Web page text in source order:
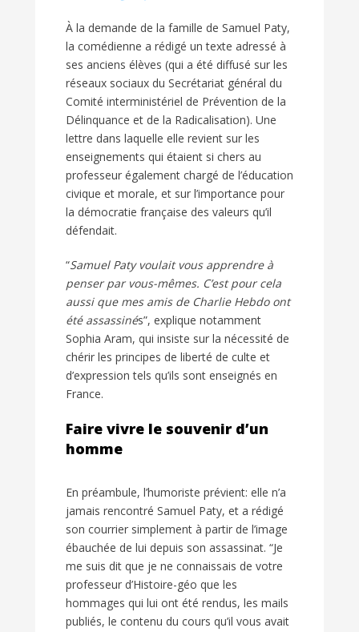
À la demande de la famille de Samuel Paty,
la comédienne a rédigé un texte adressé à
ses anciens élèves (qui a été diffusé sur les
réseaux sociaux du Secrétariat général du
Comité interministériel de Prévention de la
Délinquance et de la Radicalisation). Une
lettre dans laquelle elle revient sur les
enseignements qui étaient si chers au
professeur également chargé de l’éducation
civique et morale, et sur l’importance pour
la démocratie française des valeurs qu’il
défendait.
“Samuel Paty voulait vous apprendre à
penser par vous-mêmes. C’est pour cela
aussi que mes amis de Charlie Hebdo ont
été assassinés”, explique notamment
Sophia Aram, qui insiste sur la nécessité de
chérir les principes de liberté de culte et
d’expression tels qu’ils sont enseignés en
France.
Faire vivre le souvenir d’un
homme
En préambule, l’humoriste prévient: elle n’a
jamais rencontré Samuel Paty, et a rédigé
son courrier simplement à partir de l’image
ébauchée de lui depuis son assassinat. “Je
me suis dit que je ne connaissais de votre
professeur d’Histoire-géo que les
hommages qui lui ont été rendus, les mails
publiés, le contenu du cours qu’il vous avait